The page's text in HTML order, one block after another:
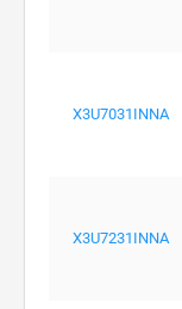
X3U7031INNA
X3U7231INNA